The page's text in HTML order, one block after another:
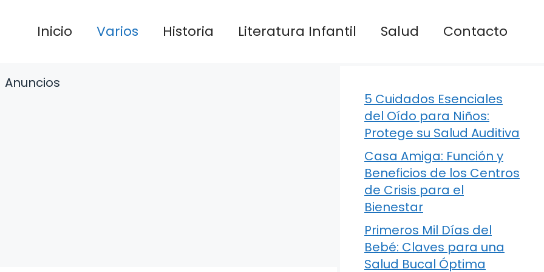
Inicio Varios Historia Literatura Infantil Salud Contacto
Anuncios
5 Cuidados Esenciales
del Oído para Niños:
Protege su Salud Auditiva
Casa Amiga: Función y
Beneficios de los Centros
de Crisis para el
Bienestar
Primeros Mil Días del
Bebé: Claves para una
Salud Bucal Óptima